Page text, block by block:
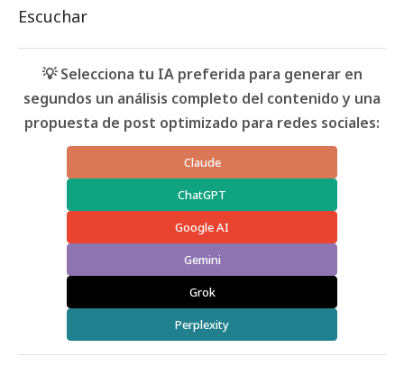
Escuchar
💡 Selecciona tu IA preferida para generar en
segundos un análisis completo del contenido y una
propuesta de post optimizado para redes sociales:
Claude
ChatGPT
Google AI
Gemini
Grok
Perplexity